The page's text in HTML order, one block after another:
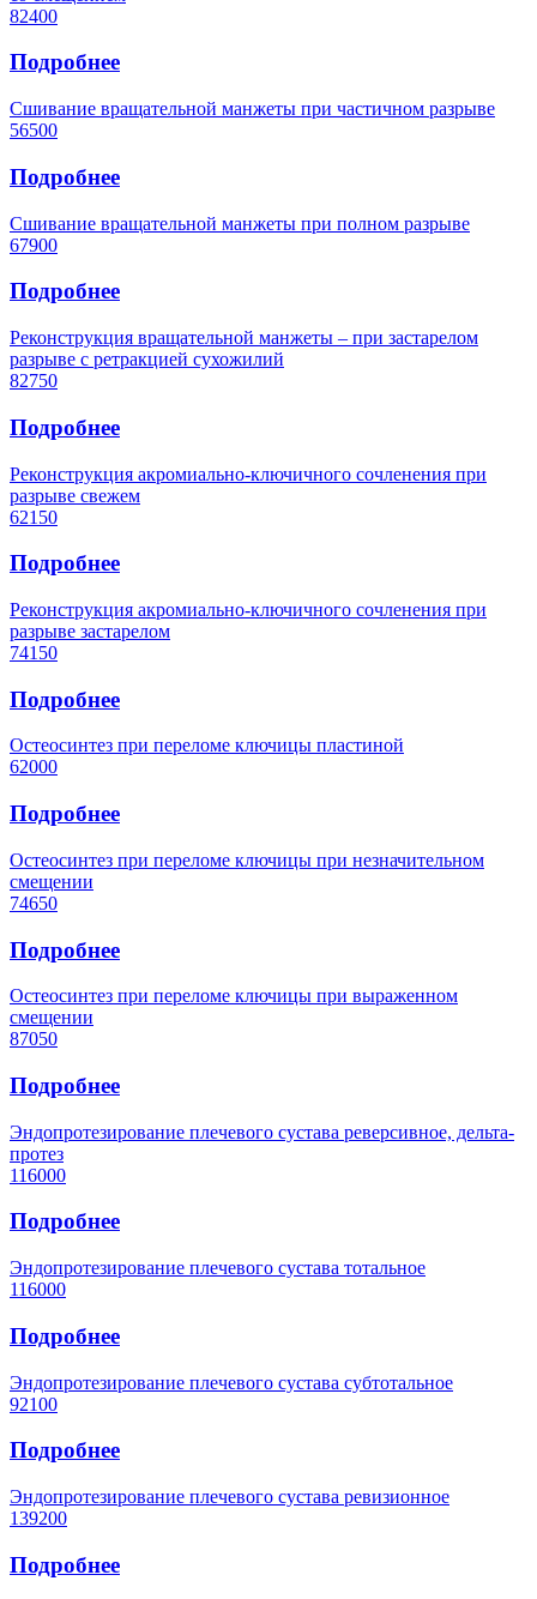
82400
Подробнее
Сшивание вращательной манжеты при частичном разрыве
56500
Подробнее
Сшивание вращательной манжеты при полном разрыве
67900
Подробнее
Реконструкция вращательной манжеты – при застарелом
разрыве с ретракцией сухожилий
82750
Подробнее
Реконструкция акромиально-ключичного сочленения при
разрыве свежем
62150
Подробнее
Реконструкция акромиально-ключичного сочленения при
разрыве застарелом
74150
Подробнее
Остеосинтез при переломе ключицы пластиной
62000
Подробнее
Остеосинтез при переломе ключицы при незначительном
смещении
74650
Подробнее
Остеосинтез при переломе ключицы при выраженном
смещении
87050
Подробнее
Эндопротезирование плечевого сустава реверсивное, дельта-
протез
116000
Подробнее
Эндопротезирование плечевого сустава тотальное
116000
Подробнее
Эндопротезирование плечевого сустава субтотальное
92100
Подробнее
Эндопротезирование плечевого сустава ревизионное
139200
Подробнее